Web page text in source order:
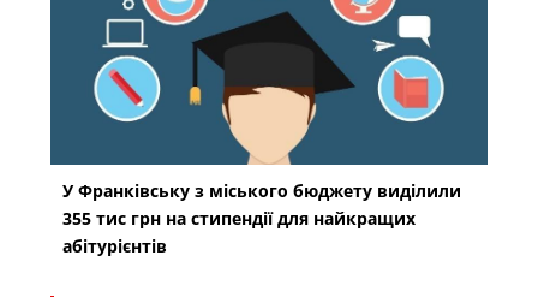
У Франківську з міського бюджету виділили
355 тис грн на стипендії для найкращих
абітурієнтів